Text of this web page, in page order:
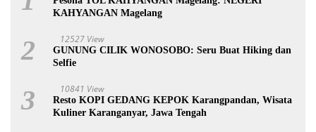
KAHYANGAN Magelang
2 12527 View
GUNUNG CILIK WONOSOBO: Seru Buat Hiking dan
Selfie
3 10841 View
Resto KOPI GEDANG KEPOK Karangpandan, Wisata
Kuliner Karanganyar, Jawa Tengah